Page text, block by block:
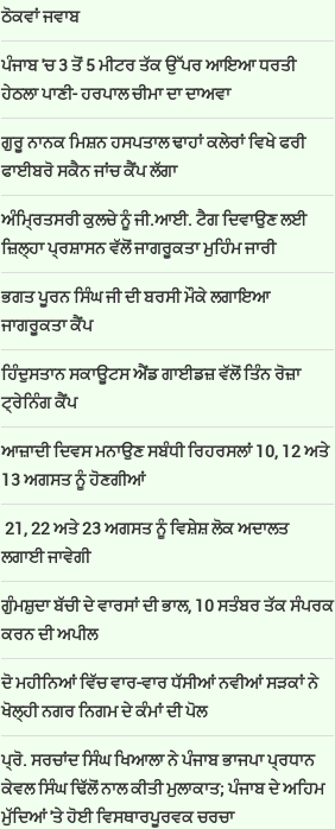
ਠੋਕਵਾਂ ਜਵਾਬ
ਪੰਜਾਬ 'ਚ 3 ਤੋਂ 5 ਮੀਟਰ ਤੱਕ ਉੱਪਰ ਆਇਆ ਧਰਤੀ
ਹੇਠਲਾ ਪਾਣੀ- ਹਰਪਾਲ ਚੀਮਾ ਦਾ ਦਾਅਵਾ
ਗੁਰੂ ਨਾਨਕ ਮਿਸ਼ਨ ਹਸਪਤਾਲ ਢਾਹਾਂ ਕਲੇਰਾਂ ਵਿਖੇ ਫਰੀ
ਫਾਈਬਰੋ ਸਕੈਨ ਜਾਂਚ ਕੈਂਪ ਲੱਗਾ
ਅੰਮ੍ਰਿਤਸਰੀ ਕੁਲਚੇ ਨੂੰ ਜੀ.ਆਈ. ਟੈਗ ਦਿਵਾਉਣ ਲਈ
ਜ਼ਿਲ੍ਹਾ ਪ੍ਰਸ਼ਾਸਨ ਵੱਲੋਂ ਜਾਗਰੂਕਤਾ ਮੁਹਿੰਮ ਜਾਰੀ
ਭਗਤ ਪੂਰਨ ਸਿੰਘ ਜੀ ਦੀ ਬਰਸੀ ਮੌਕੇ ਲਗਾਇਆ
ਜਾਗਰੂਕਤਾ ਕੈਂਪ
ਹਿੰਦੁਸਤਾਨ ਸਕਾਊਟਸ ਐਂਡ ਗਾਈਡਜ਼ ਵੱਲੋਂ ਤਿੰਨ ਰੋਜ਼ਾ
ਟ੍ਰੇਨਿੰਗ ਕੈਂਪ
ਆਜ਼ਾਦੀ ਦਿਵਸ ਮਨਾਉਣ ਸਬੰਧੀ ਰਿਹਰਸਲਾਂ 10, 12 ਅਤੇ
13 ਅਗਸਤ ਨੂੰ ਹੋਣਗੀਆਂ
21, 22 ਅਤੇ 23 ਅਗਸਤ ਨੂੰ ਵਿਸ਼ੇਸ਼ ਲੋਕ ਅਦਾਲਤ
ਲਗਾਈ ਜਾਵੇਗੀ
ਗੁੰਮਸ਼ੁਦਾ ਬੱਚੀ ਦੇ ਵਾਰਸਾਂ ਦੀ ਭਾਲ, 10 ਸਤੰਬਰ ਤੱਕ ਸੰਪਰਕ
ਕਰਨ ਦੀ ਅਪੀਲ
ਦੋ ਮਹੀਨਿਆਂ ਵਿੱਚ ਵਾਰ-ਵਾਰ ਧੱਸੀਆਂ ਨਵੀਆਂ ਸੜਕਾਂ ਨੇ
ਖੋਲ੍ਹੀ ਨਗਰ ਨਿਗਮ ਦੇ ਕੰਮਾਂ ਦੀ ਪੋਲ
ਪ੍ਰੋ. ਸਰਚਾਂਦ ਸਿੰਘ ਖਿਆਲਾ ਨੇ ਪੰਜਾਬ ਭਾਜਪਾ ਪ੍ਰਧਾਨ
ਕੇਵਲ ਸਿੰਘ ਢਿੱਲੋਂ ਨਾਲ ਕੀਤੀ ਮੁਲਾਕਾਤ; ਪੰਜਾਬ ਦੇ ਅਹਿਮ
ਮੁੱਦਿਆਂ 'ਤੇ ਹੋਈ ਵਿਸਥਾਰਪੂਰਵਕ ਚਰਚਾ